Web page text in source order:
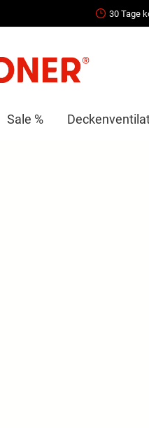
30 Tage
Sale %